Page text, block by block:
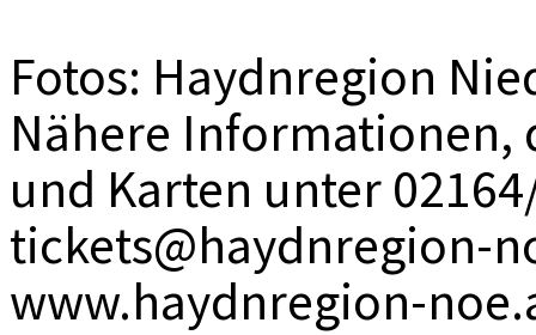
Fotos: Haydnregion
Nähere
und Karten unter
tickets@haydnregion-
www.haydnregion-